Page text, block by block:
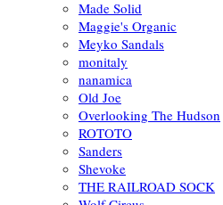
Made Solid
Maggie's Organic
Meyko Sandals
monitaly
nanamica
Old Joe
Overlooking The Hudson
ROTOTO
Sanders
Shevoke
THE RAILROAD SOCK